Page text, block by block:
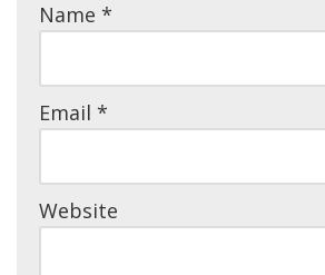
Name *
Email *
Website